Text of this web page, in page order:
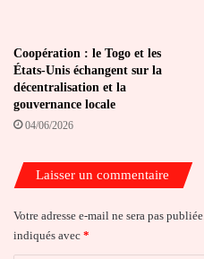
Coopération : le Togo et les
États-Unis échangent sur la
décentralisation et la
gouvernance locale
04/06/2026
Laisser un commentaire
Votre adresse e-mail ne sera pas publiée.
indiqués avec *